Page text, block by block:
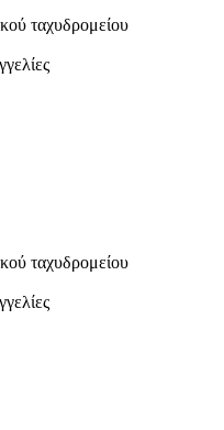
ταχυδρομείου
ταχυδρομείου